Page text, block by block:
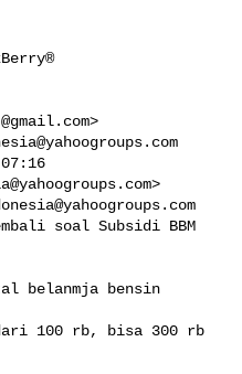
>
>
soal Subsidi BBM
belanmja bensin
100 rb, bisa 300 rb